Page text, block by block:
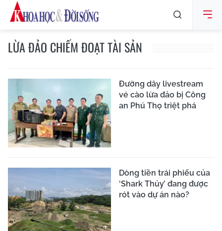
LỪA ĐẢO CHIẾM ĐOẠT TÀI SẢN
Đường dây livestream
vé cào lừa đảo bị Công
an Phú Thọ triệt phá
Dòng tiền trái phiếu của
‘Shark Thủy’ đang được
rót vào dự án nào?